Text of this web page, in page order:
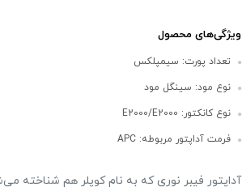
ویژگی‌های محصول
تعداد پورت: سیمپلکس
نوع مود: سینگل مود
نوع کانکتور: E2000/E2000
فرمت آداپتور مربوطه: APC
آداپتور فیبر نوری که به نام‌ کوپلر هم شناخته